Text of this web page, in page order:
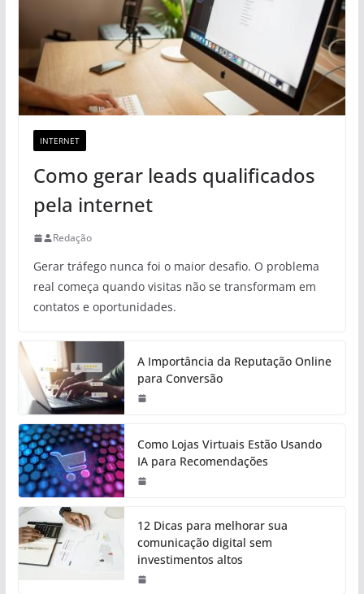
INTERNET
Como gerar leads qualificados
pela internet
Redação
Gerar tráfego nunca foi o maior desafio. O problema
real começa quando visitas não se transformam em
contatos e oportunidades.
A Importância da Reputação Online
para Conversão
Como Lojas Virtuais Estão Usando
IA para Recomendações
12 Dicas para melhorar sua
comunicação digital sem
investimentos altos